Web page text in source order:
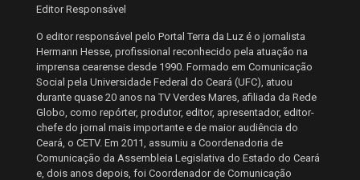
Editor Responsável
O editor responsável pelo Portal Terra da Luz é o jornalista
Hermann Hesse, profissional reconhecido pela atuação na
imprensa cearense desde 1990. Formado em Comunicação
Social pela Universidade Federal do Ceará (UFC), atuou
durante quase 20 anos na TV Verdes Mares, afiliada da Rede
Globo, como repórter, produtor, editor, apresentador, editor-
chefe do jornal mais importante e de maior audiência do
Ceará, o CETV. Em 2011, assumiu a Coordenadoria de
Comunicação da Assembleia Legislativa do Estado do Ceará
e, dois anos depois, foi Coordenador de Comunicação